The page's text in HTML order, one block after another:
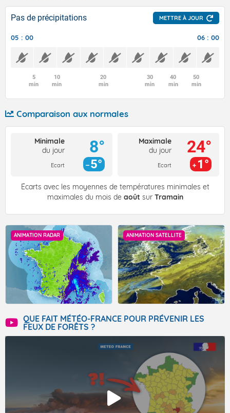
Pas de précipitations METTRE À JOUR
05 : 00 06 : 00
5
min
10
min
20
min
30
min
40
min
50
min
Comparaison aux normales
Minimale
du jour
Ecart
8°
5°
Maximale
du jour
Ecart
24°
1°
Écarts avec les moyennes de températures minimales et
maximales du mois de août sur Tramain
ANIMATION RADAR ANIMATION SATELLITE
QUE FAIT MÉTÉO-FRANCE POUR PRÉVENIR LES
FEUX DE FORÊTS ?